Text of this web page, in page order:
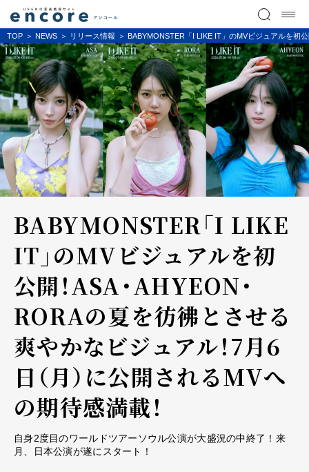
TOP NEWS リリース情報 BABYMONSTER「I LIKE IT」のMVビジュアルを初
BABYMONSTER「I LIKE
IT」のMVビジュアルを初
公開！ASA・AHYEON・
RORAの夏を彷彿とさせる
爽やかなビジュアル！7月6
日（月）に公開されるMVへ
の期待感満載！
自身2度目のワールドツアーソウル公演が大盛況の中終了！来
月、日本公演が遂にスタート！